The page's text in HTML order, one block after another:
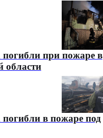
погибли при пожаре в
области
погибли в пожаре под